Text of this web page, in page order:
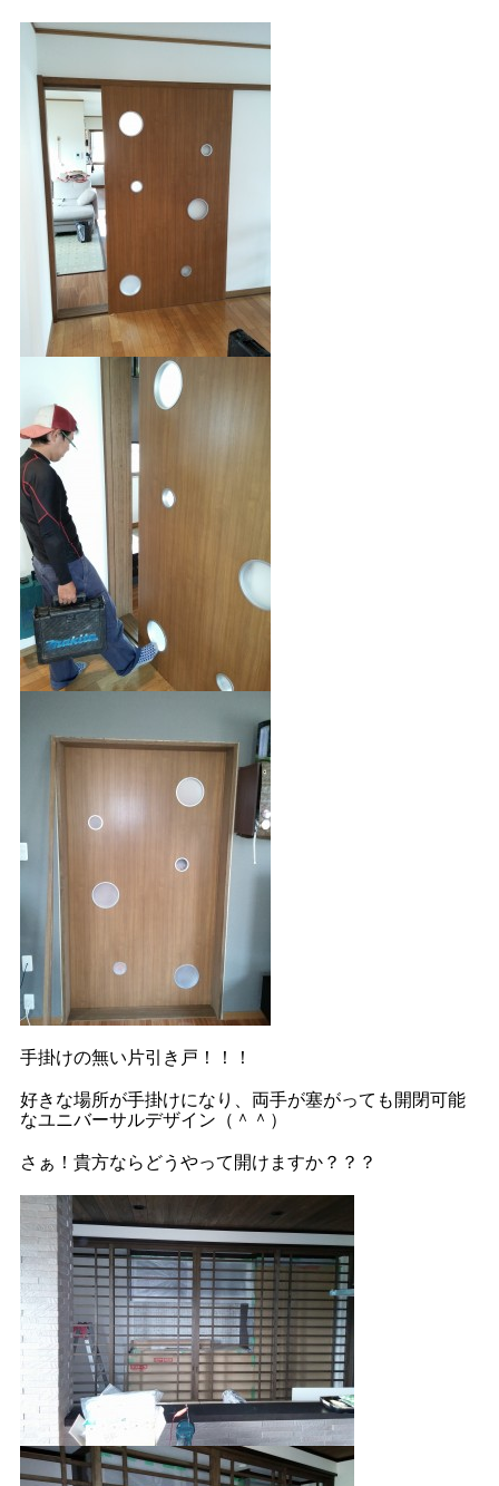
手掛けの無い片引き戸！！！
好きな場所が手掛けになり、両手が塞がっても開閉可能
なユニバーサルデザイン（＾＾）
さぁ！貴方ならどうやって開けますか？？？